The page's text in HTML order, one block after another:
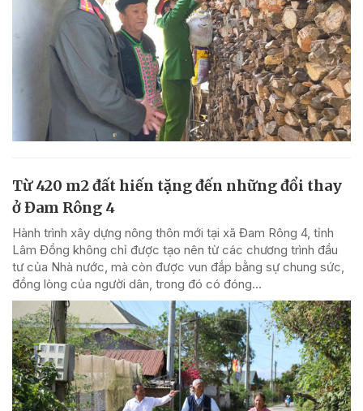
Từ 420 m2 đất hiến tặng đến những đổi thay
ở Đam Rông 4
Hành trình xây dựng nông thôn mới tại xã Đam Rông 4, tỉnh
Lâm Đồng không chỉ được tạo nên từ các chương trình đầu
tư của Nhà nước, mà còn được vun đắp bằng sự chung sức,
đồng lòng của người dân, trong đó có đóng...